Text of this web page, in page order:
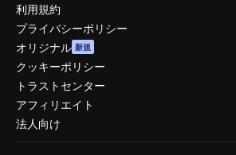
利用規約
プライバシーポリシー
オリジナル 新規
クッキーポリシー
トラストセンター
アフィリエイト
法人向け